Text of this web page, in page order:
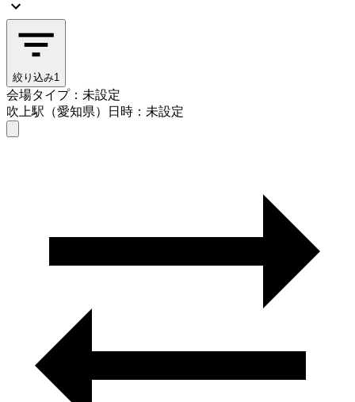
絞り込み1
会場タイプ：未設定
吹上駅（愛知県）
日時：未設定